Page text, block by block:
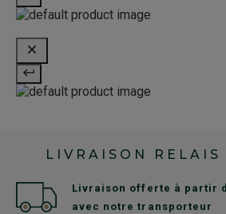
LIVRAISON RELAIS
Livraison offerte à partir
avec notre transporteur